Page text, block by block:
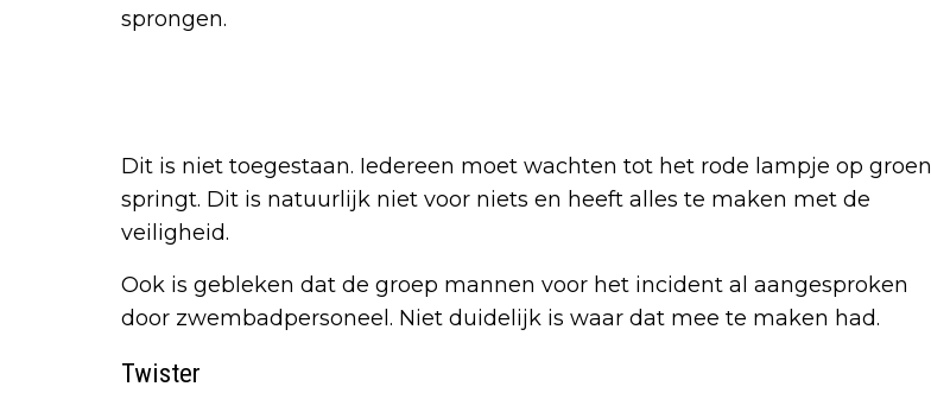
sprongen.
Dit is niet toegestaan. Iedereen moet wachten tot het rode lampje op groen
springt. Dit is natuurlijk niet voor niets en heeft alles te maken met de
veiligheid.
Ook is gebleken dat de groep mannen voor het incident al aangesproken
door zwembadpersoneel. Niet duidelijk is waar dat mee te maken had.
Twister